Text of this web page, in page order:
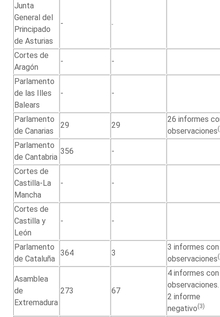
Junta
General del
Principado
de Asturias
- -
Cortes de
Aragón
- -
Parlamento
de las Illes
Balears
- -
Parlamento
de Canarias
29 29
26 informes
observaciones
Parlamento
de Cantabria
356 -
Cortes de
Castilla-La
Mancha
- -
Cortes de
Castilla y
León
- -
Parlamento
de Cataluña
364 3
3 informes con
observaciones
Asamblea
de
Extremadura
273 67
4 informes con
observaciones.
2 informe
negativo(3)